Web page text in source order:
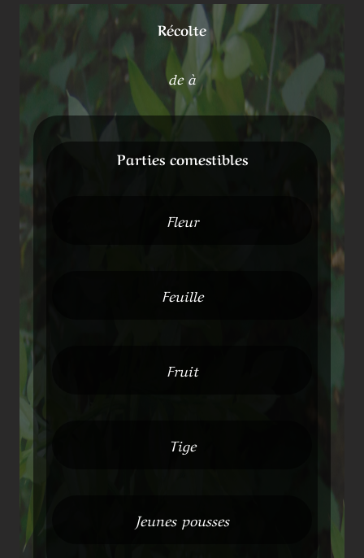
Récolte
de à
Parties comestibles
Fleur
Feuille
Fruit
Tige
Jeunes pousses